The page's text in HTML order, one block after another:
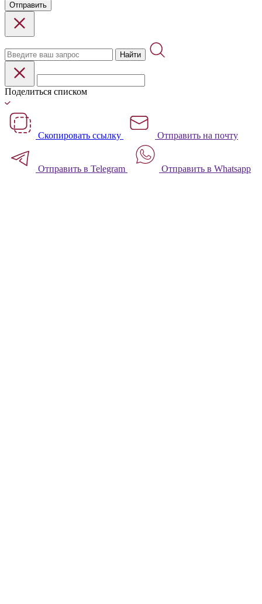
Отправить
Найти
Поделиться списком
Скопировать ссылку Отправить на почту
Отправить в Telegram Отправить в Whatsapp